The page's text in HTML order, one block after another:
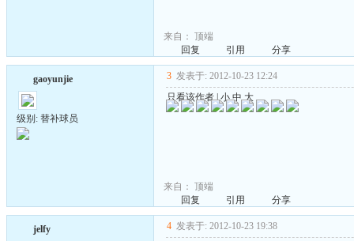
来自： 顶端
回复
引用 分享
gaoyunjie
级别: 替补球员
3 发表于: 2012-10-23 12:24
只看该作者|小 中 大
来自： 顶端
回复
引用 分享
jelfy 4 发表于: 2012-10-23 19:38